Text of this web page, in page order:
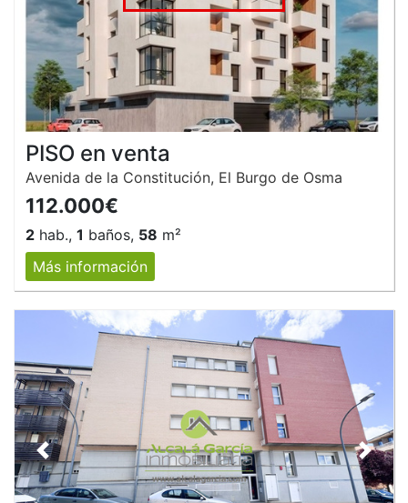
PISO en venta
Avenida de la Constitución, El Burgo de Osma
112.000€
2 hab., 1 baños, 58 m²
Más información
Anterior